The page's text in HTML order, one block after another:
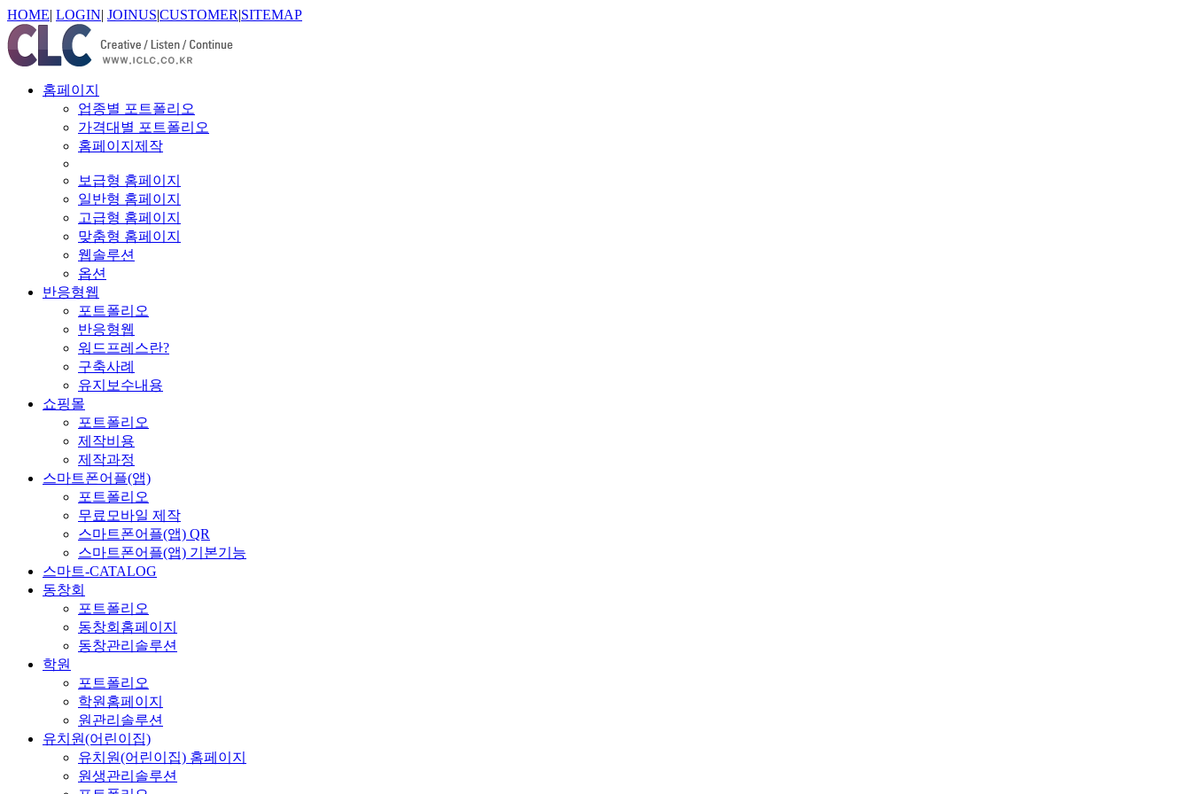
HOME| LOGIN| JOINUS|CUSTOMER|SITEMAP
홈페이지
업종별 포트폴리오
가격대별 포트폴리오
홈페이지제작
보급형 홈페이지
일반형 홈페이지
고급형 홈페이지
맞춤형 홈페이지
웹솔루션
옵션
반응형웹
포트폴리오
반응형웹
워드프레스란?
구축사례
유지보수내용
쇼핑몰
포트폴리오
제작비용
제작과정
스마트폰어플(앱)
포트폴리오
무료모바일 제작
스마트폰어플(앱) QR
스마트폰어플(앱) 기본기능
스마트-CATALOG
동창회
포트폴리오
동창회홈페이지
동창관리솔루션
학원
포트폴리오
학원홈페이지
원관리솔루션
유치원(어린이집)
유치원(어린이집) 홈페이지
원생관리솔루션